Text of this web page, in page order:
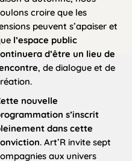
croire que les
peuvent s’apaiser et
l’espace public
d’être un lieu de
, de dialogue et de
nouvelle
s’inscrit
dans cette
. Art’R invite sept
aux univers